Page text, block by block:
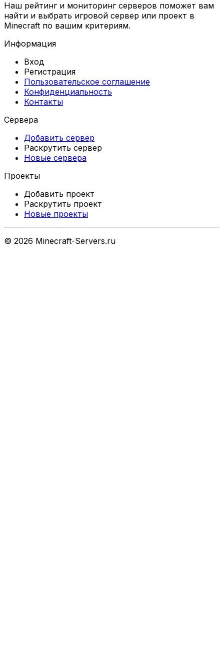
Наш рейтинг и мониторинг серверов поможет вам
найти и выбрать игровой сервер или проект в
Minecraft по вашим критериям.
Информация
Вход
Регистрация
Пользовательское соглашение
Конфиденциальность
Контакты
Сервера
Добавить сервер
Раскрутить сервер
Новые сервера
Проекты
Добавить проект
Раскрутить проект
Новые проекты
© 2026 Minecraft-Servers.ru